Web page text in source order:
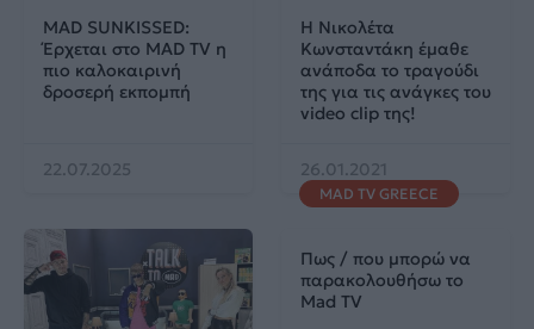
MAD SUNKISSED:
Έρχεται στο MAD TV η
πιο καλοκαιρινή
δροσερή εκπομπή
22.07.2025
Η Νικολέτα
Κωνσταντάκη έμαθε
ανάποδα το τραγούδι
της για τις ανάγκες του
video clip της!
26.01.2021
MAD TV GREECE
Πως / που μπορώ να
παρακολουθήσω το
Mad TV